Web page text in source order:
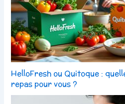
HelloFresh ou Quitoque :
repas pour vous ?